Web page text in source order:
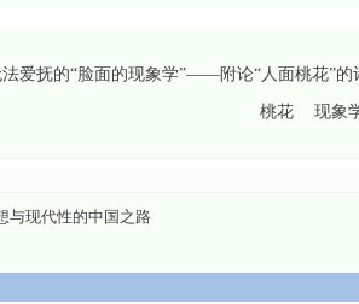
爱抚的“脸面的现象学”——附论“人面桃花”的
桃花 现象
与现代性的中国之路